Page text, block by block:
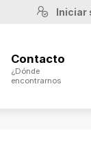
Iniciar
Contacto
¿Dónde
encontrarnos